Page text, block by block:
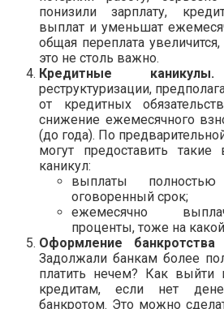
понизили зарплату,
выплат и уменьшат
общая переплата
это не столь важно.
Кредитные каникулы.
реструктуризации,
от кредитных
снижение ежемесячного
(до года). По
могут предоставить такие
каникул:
выплаты
оговоренный срок;
ежемесячно
проценты, тоже на
Оформление
Задолжали банкам более
платить нечем? Как
кредитам, если нет
банкротом. Это можно